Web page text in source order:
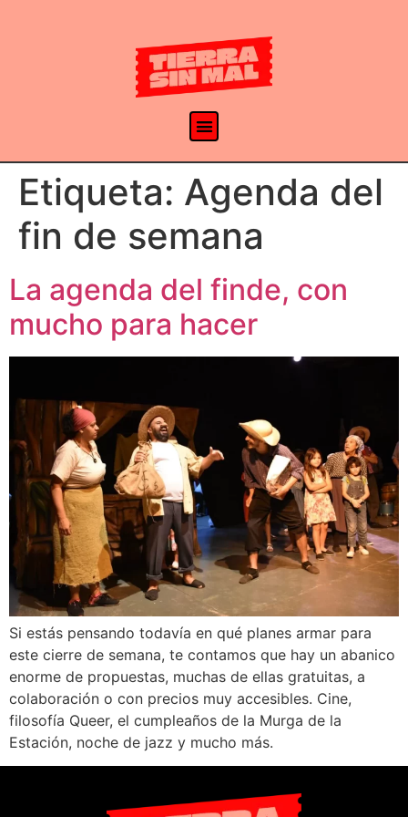
Etiqueta: Agenda del
fin de semana
La agenda del finde, con
mucho para hacer
Si estás pensando todavía en qué planes armar para
este cierre de semana, te contamos que hay un abanico
enorme de propuestas, muchas de ellas gratuitas, a
colaboración o con precios muy accesibles. Cine,
filosofía Queer, el cumpleaños de la Murga de la
Estación, noche de jazz y mucho más.